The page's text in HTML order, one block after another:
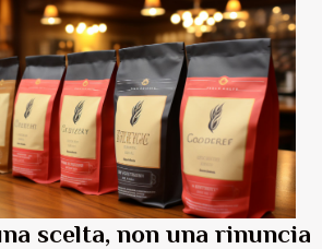
scelta, non una rinuncia